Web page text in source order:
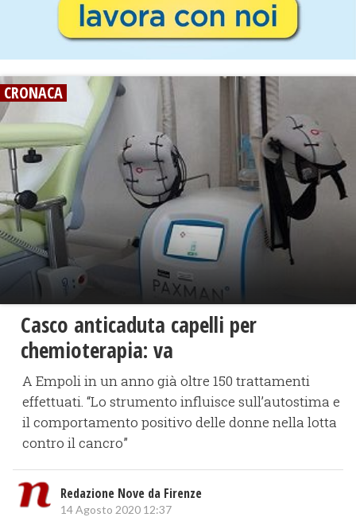
CRONACA
​Casco anticaduta capelli per
chemioterapia: va
A Empoli in un anno già oltre 150 trattamenti
effettuati. “Lo strumento influisce sull’autostima e
il comportamento positivo delle donne nella lotta
contro il cancro”
Redazione Nove da Firenze
14 Agosto 2020 12:37